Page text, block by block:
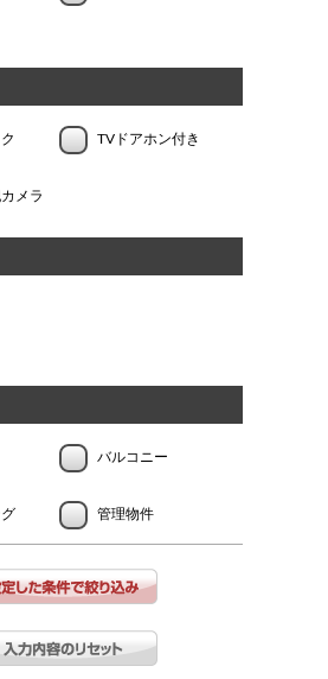
TVドアホン付き
メラ
バルコニー
管理物件